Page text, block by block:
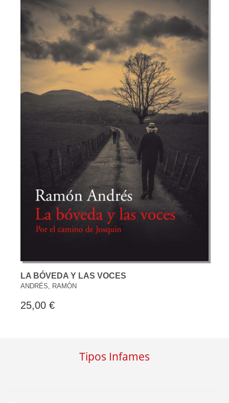
LA BÓVEDA Y LAS VOCES
ANDRÉS, RAMÓN
25,00 €
Tipos Infames